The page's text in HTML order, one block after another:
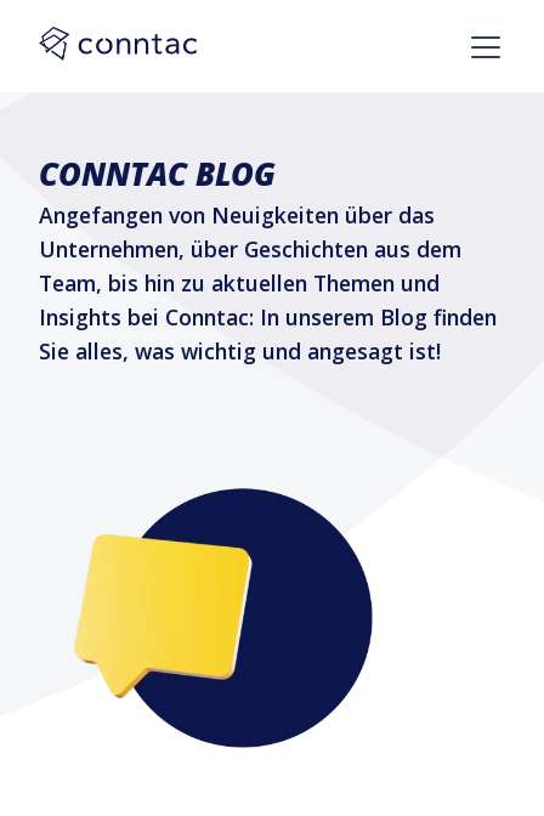
CONNTAC BLOG
Angefangen von Neuigkeiten über das
Unternehmen, über Geschichten aus dem
Team, bis hin zu aktuellen Themen und
Insights bei Conntac: In unserem Blog finden
Sie alles, was wichtig und angesagt ist!